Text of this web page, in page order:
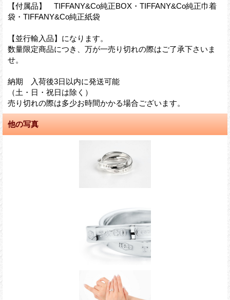
【付属品】 TIFFANY&Co純正BOX・TIFFANY&Co純正巾着
袋・TIFFANY&Co純正紙袋
【並行輸入品】になります。
数量限定商品につき、万が一売り切れの際はご了承下さいま
せ。
納期 入荷後3日以内に発送可能
（土・日・祝日は除く）
売り切れの際は多少お時間かかる場合ございます。
他の写真